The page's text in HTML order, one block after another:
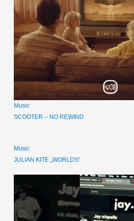
Music
SCOOTER – NO REWIND
Music
JULIAN KITE „WORLDS“